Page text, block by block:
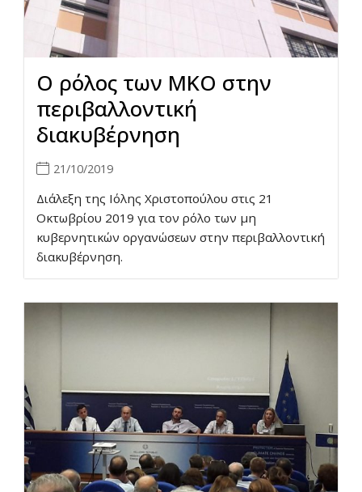
Ο ρόλος των ΜΚΟ στην
περιβαλλοντική
διακυβέρνηση
21/10/2019
Διάλεξη της Ιόλης Χριστοπούλου στις 21
Οκτωβρίου 2019 για τον ρόλο των μη
κυβερνητικών οργανώσεων στην περιβαλλοντική
διακυβέρνηση.